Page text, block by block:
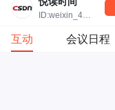
ID:weixin_45521452
互动 会议日程